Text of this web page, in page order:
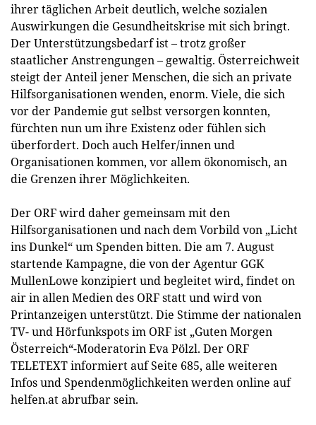
ihrer täglichen Arbeit deutlich, welche sozialen
Auswirkungen die Gesundheitskrise mit sich bringt.
Der Unterstützungsbedarf ist – trotz großer
staatlicher Anstrengungen – gewaltig. Österreichweit
steigt der Anteil jener Menschen, die sich an private
Hilfsorganisationen wenden, enorm. Viele, die sich
vor der Pandemie gut selbst versorgen konnten,
fürchten nun um ihre Existenz oder fühlen sich
überfordert. Doch auch Helfer/innen und
Organisationen kommen, vor allem ökonomisch, an
die Grenzen ihrer Möglichkeiten.
Der ORF wird daher gemeinsam mit den
Hilfsorganisationen und nach dem Vorbild von „Licht
ins Dunkel“ um Spenden bitten. Die am 7. August
startende Kampagne, die von der Agentur GGK
MullenLowe konzipiert und begleitet wird, findet on
air in allen Medien des ORF statt und wird von
Printanzeigen unterstützt. Die Stimme der nationalen
TV- und Hörfunkspots im ORF ist „Guten Morgen
Österreich“-Moderatorin Eva Pölzl. Der ORF
TELETEXT informiert auf Seite 685, alle weiteren
Infos und Spendenmöglichkeiten werden online auf
helfen.at abrufbar sein.